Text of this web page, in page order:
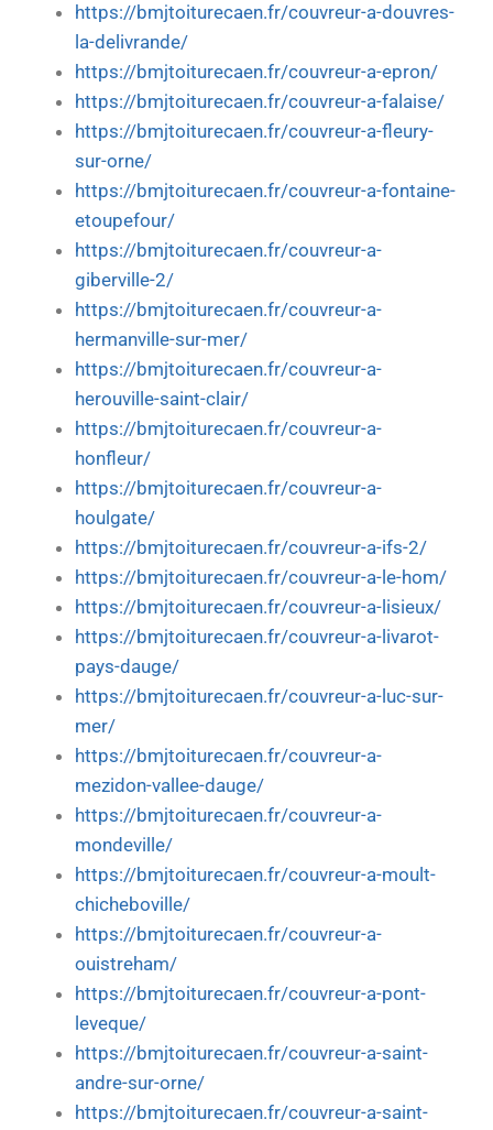
https://bmjtoiturecaen.fr/couvreur-a-douvres-
la-delivrande/
https://bmjtoiturecaen.fr/couvreur-a-epron/
https://bmjtoiturecaen.fr/couvreur-a-falaise/
https://bmjtoiturecaen.fr/couvreur-a-fleury-
sur-orne/
https://bmjtoiturecaen.fr/couvreur-a-fontaine-
etoupefour/
https://bmjtoiturecaen.fr/couvreur-a-
giberville-2/
https://bmjtoiturecaen.fr/couvreur-a-
hermanville-sur-mer/
https://bmjtoiturecaen.fr/couvreur-a-
herouville-saint-clair/
https://bmjtoiturecaen.fr/couvreur-a-
honfleur/
https://bmjtoiturecaen.fr/couvreur-a-
houlgate/
https://bmjtoiturecaen.fr/couvreur-a-ifs-2/
https://bmjtoiturecaen.fr/couvreur-a-le-hom/
https://bmjtoiturecaen.fr/couvreur-a-lisieux/
https://bmjtoiturecaen.fr/couvreur-a-livarot-
pays-dauge/
https://bmjtoiturecaen.fr/couvreur-a-luc-sur-
mer/
https://bmjtoiturecaen.fr/couvreur-a-
mezidon-vallee-dauge/
https://bmjtoiturecaen.fr/couvreur-a-
mondeville/
https://bmjtoiturecaen.fr/couvreur-a-moult-
chicheboville/
https://bmjtoiturecaen.fr/couvreur-a-
ouistreham/
https://bmjtoiturecaen.fr/couvreur-a-pont-
leveque/
https://bmjtoiturecaen.fr/couvreur-a-saint-
andre-sur-orne/
https://bmjtoiturecaen.fr/couvreur-a-saint-